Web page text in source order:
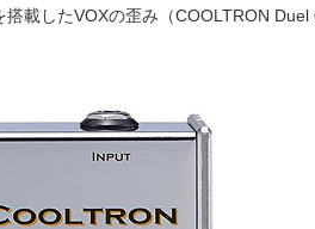
載したVOXの歪み（COOLTRON